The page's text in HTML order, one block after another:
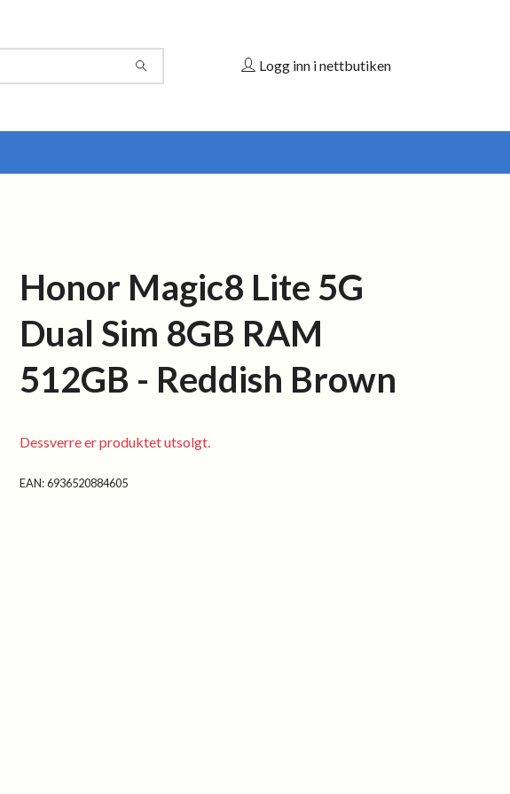
Logg inn i nettbutiken
Honor Magic8 Lite 5G
Dual Sim 8GB RAM
512GB - Reddish Brown
Dessverre er produktet utsolgt.
EAN:6936520884605